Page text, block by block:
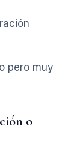
pero muy
o